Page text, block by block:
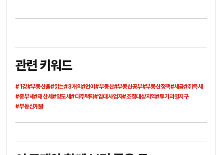
관련 키워드
#1강#부동산을#읽는#3개의#언어#부동산#부동산공부#부동산정책#세금#취득세
#종부세 #재산세 #양도세#다주택자#임대사업자#조정대상지역#투기과열지구
#부동산개발